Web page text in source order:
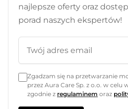
najlepsze oferty oraz
porad naszych ekspertów!
Zgadzam się na przetwarzanie
przez Aura Care Sp. z o.o. w celu
zgodnie z regulaminem oraz